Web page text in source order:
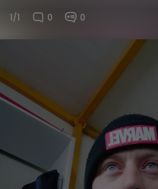
1/1 0 0